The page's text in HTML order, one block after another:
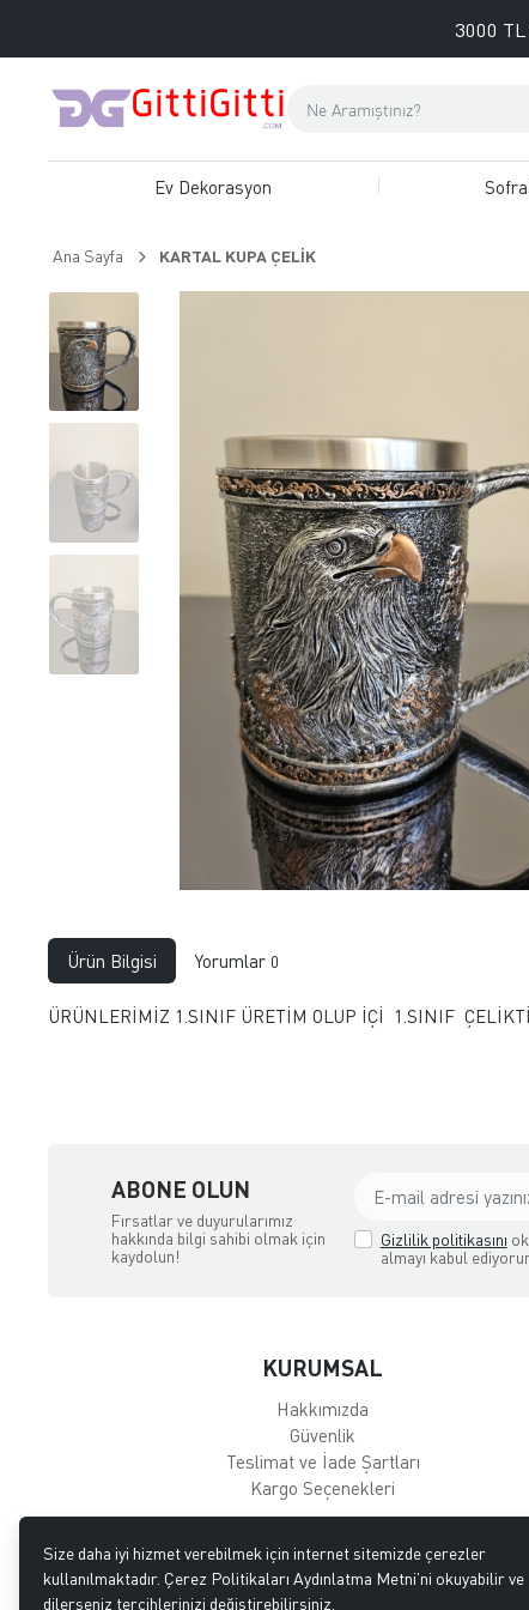
3000
Ev Dekorasyon
Ana Sayfa KARTAL KUPA ÇELİK
Ürün Bilgisi Yorumlar 0
ÜRÜNLERİMİZ 1.SINIF ÜRETİM OLUP İÇİ 1.SINIF
ABONE OLUN
Fırsatlar ve duyurularımız
hakkında bilgi sahibi olmak için
kaydolun!
Gizlilik politikasını
almayı kabul
KURUMSAL
Hakkımızda
Güvenlik
Teslimat ve İade Şartları
Kargo Seçenekleri
Size daha iyi hizmet verebilmek için internet sitemizde çerezler
kullanılmaktadır. Çerez Politikaları Aydınlatma Metni’ni okuyabilir ve
dilerseniz tercihlerinizi değiştirebilirsiniz.